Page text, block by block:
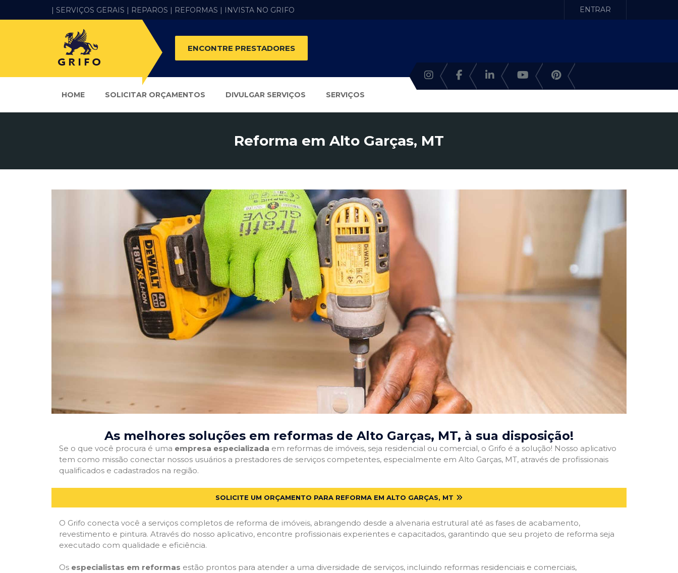
| SERVIÇOS GERAIS | REPAROS | REFORMAS | INVISTA NO GRIFO ENTRAR
ENCONTRE PRESTADORES
HOME SOLICITAR ORÇAMENTOS DIVULGAR SERVIÇOS SERVIÇOS
Reforma em Alto Garças, MT
As melhores soluções em reformas de Alto Garças, MT, à sua disposição!
Se o que você procura é uma empresa especializada em reformas de imóveis, seja residencial ou comercial, o Grifo é a solução! Nosso aplicativo
tem como missão conectar nossos usuários a prestadores de serviços competentes, especialmente em Alto Garças, MT, através de profissionais
qualificados e cadastrados na região.
SOLICITE UM ORÇAMENTO PARA REFORMA EM ALTO GARÇAS, MT
O Grifo conecta você a serviços completos de reforma de imóveis, abrangendo desde a alvenaria estrutural até as fases de acabamento,
revestimento e pintura. Através do nosso aplicativo, encontre profissionais experientes e capacitados, garantindo que seu projeto de reforma seja
executado com qualidade e eficiência.
Os especialistas em reformas estão prontos para atender a uma diversidade de serviços, incluindo reformas residenciais e comerciais,